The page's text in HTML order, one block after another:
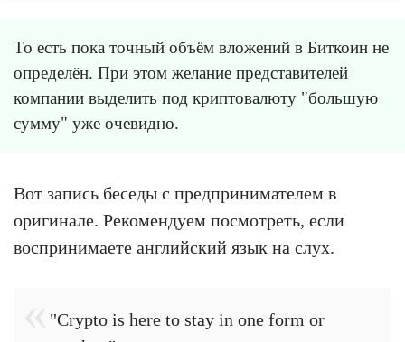
То есть пока точный объём вложений в Биткоин не
определён. При этом желание представителей
компании выделить под криптовалюту "большую
сумму" уже очевидно.
Вот запись беседы с предпринимателем в
оригинале. Рекомендуем посмотреть, если
воспринимаете английский язык на слух.
"Crypto is here to stay in one form or